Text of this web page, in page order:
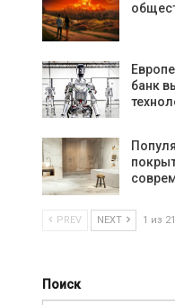
банк
PREV NEXT 1 из 21
Поиск